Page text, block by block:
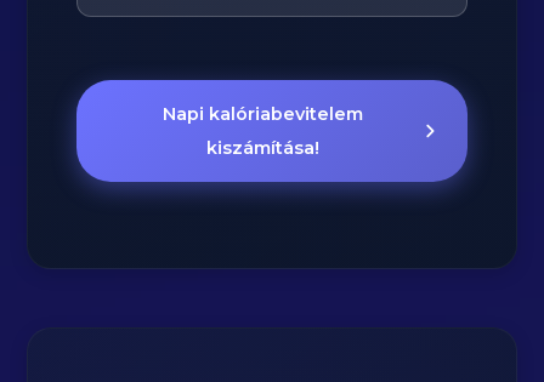
Napi kalóriabevitelem
kiszámítása!